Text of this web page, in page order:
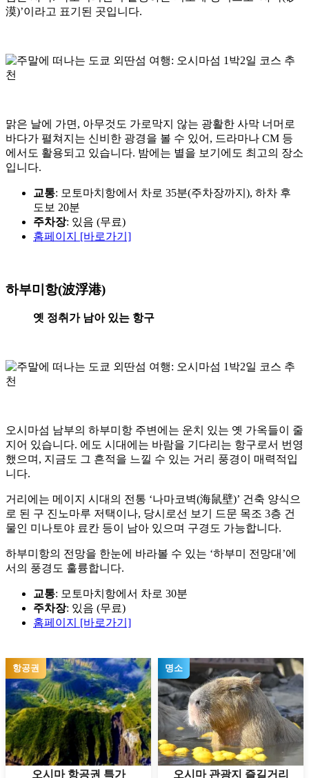
漠)’이라고 표기된 곳입니다.
맑은 날에 가면, 아무것도 가로막지 않는 광활한 사막 너머로
바다가 펼쳐지는 신비한 광경을 볼 수 있어, 드라마나 CM 등
에서도 활용되고 있습니다. 밤에는 별을 보기에도 최고의 장소
입니다.
교통: 모토마치항에서 차로 35분(주차장까지), 하차 후
도보 20분
주차장: 있음 (무료)
홈페이지 [바로가기]
하부미항(波浮港)
옛 정취가 남아 있는 항구
오시마섬 남부의 하부미항 주변에는 운치 있는 옛 가옥들이 줄
지어 있습니다. 에도 시대에는 바람을 기다리는 항구로서 번영
했으며, 지금도 그 흔적을 느낄 수 있는 거리 풍경이 매력적입
니다.
거리에는 메이지 시대의 전통 ‘나마코벽(海鼠壁)’ 건축 양식으
로 된 구 진노마루 저택이나, 당시로선 보기 드문 목조 3층 건
물인 미나토야 료칸 등이 남아 있으며 구경도 가능합니다.
하부미항의 전망을 한눈에 바라볼 수 있는 ‘하부미 전망대’에
서의 풍경도 훌륭합니다.
교통: 모토마치항에서 차로 30분
주차장: 있음 (무료)
홈페이지 [바로가기]
항공권
오시마 항공권 특가
명소
오시마 관광지 즐길거리